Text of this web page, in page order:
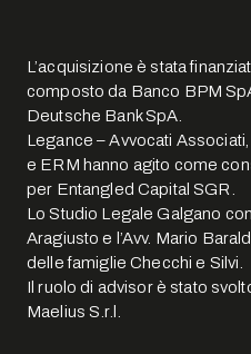
L’acquisizione è stata
composto da Banco BPM
Deutsche Bank SpA.
Legance – Avvocati
e ERM hanno agito come
per Entangled Capital SGR.
Lo Studio Legale Galgano
Aragiusto e l’Avv. Mario
delle famiglie Checchi e Silvi.
Il ruolo di advisor è stato
Maelius S.r.l.